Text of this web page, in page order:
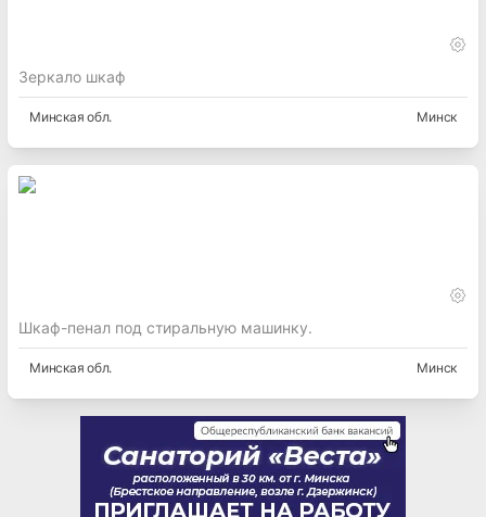
Зеркало шкаф
Минская обл. Минск
Шкаф-пенал под стиральную машинку.
Минская обл. Минск